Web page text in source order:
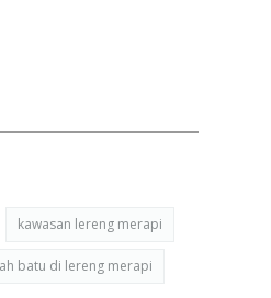
kawasan lereng merapi
batu di lereng merapi